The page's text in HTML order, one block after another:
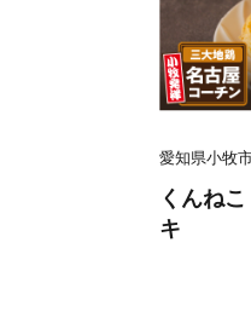
愛知県小牧
くんね
キ